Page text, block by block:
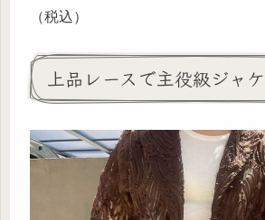
（税込）
上品レースで主役級ジャ